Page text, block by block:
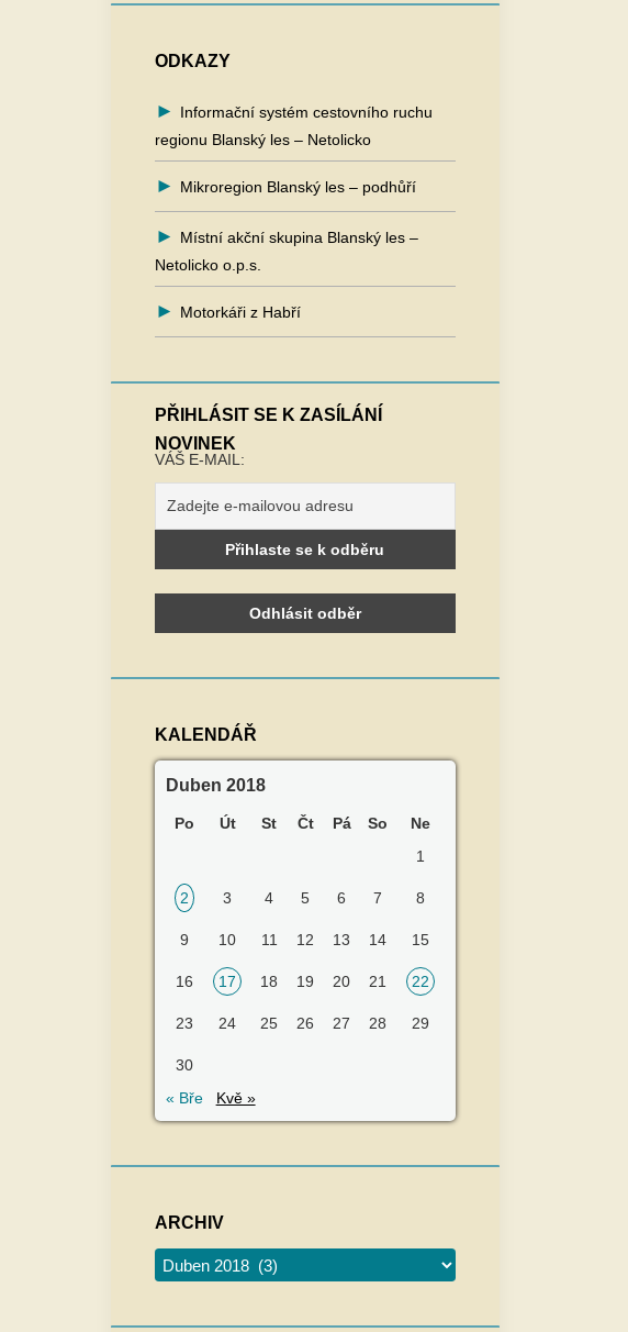
ODKAZY
Informační systém cestovního ruchu
regionu Blanský les – Netolicko
Mikroregion Blanský les – podhůří
Místní akční skupina Blanský les –
Netolicko o.p.s.
Motorkáři z Habří
PŘIHLÁSIT SE K ZASÍLÁNÍ
NOVINEK
VÁŠ E-MAIL:
KALENDÁŘ
Duben 2018
Po Út St Čt Pá So
Ne
1
2 3 4 5 6 7 8
9 10 11 12 13 14 15
16 17 18 19 20 21 22
23 24 25 26 27 28 29
30
« Bře
Kvě »
ARCHIV
Archiv